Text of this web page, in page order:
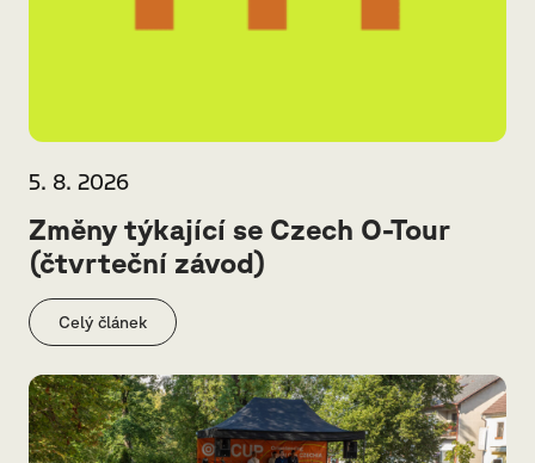
5. 8. 2026
Změny týkající se Czech O-Tour
(čtvrteční závod)
Celý článek